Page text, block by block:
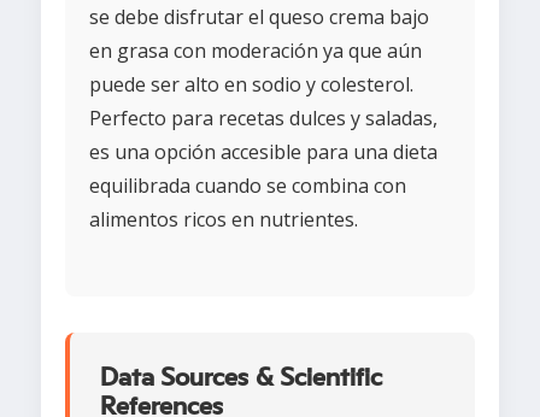
se debe disfrutar el queso crema bajo
en grasa con moderación ya que aún
puede ser alto en sodio y colesterol.
Perfecto para recetas dulces y saladas,
es una opción accesible para una dieta
equilibrada cuando se combina con
alimentos ricos en nutrientes.
Data Sources & Scientific
References